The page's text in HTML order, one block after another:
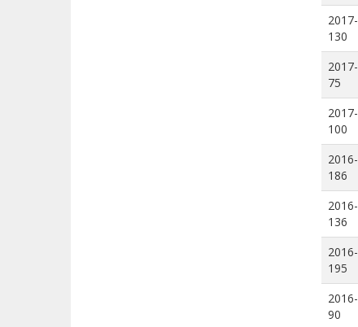
2017-
130
2017-
75
2017-
100
2016-
186
2016-
136
2016-
195
2016-
90